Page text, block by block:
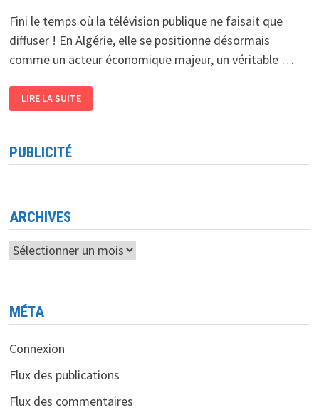
Fini le temps où la télévision publique ne faisait que
diffuser ! En Algérie, elle se positionne désormais
comme un acteur économique majeur, un véritable …
TÉLÉVISION
PUBLIQUE
TREMPLIN
POUR
LIRE LA SUITE
PUBLICITÉ
ARCHIVES
Archives
MÉTA
Connexion
Flux des publications
Flux des commentaires